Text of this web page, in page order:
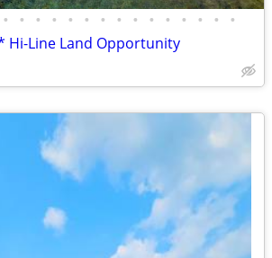
• • • • • • • • • • • • • • •
Hi-Line Land Opportunity